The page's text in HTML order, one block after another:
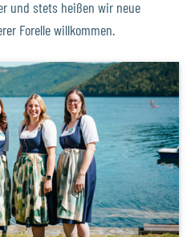
und stets heißen wir neue
Forelle willkommen.